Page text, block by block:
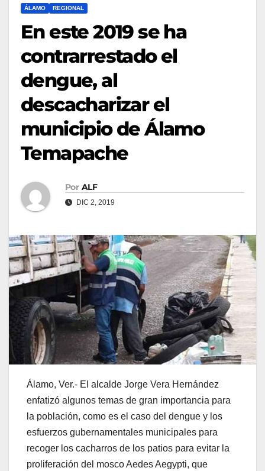
ÁLAMO REGIONAL
En este 2019 se ha
contrarrestado el
dengue, al
descacharizar el
municipio de Álamo
Temapache
Por ALF
DIC 2, 2019
Álamo, Ver.- El alcalde Jorge Vera Hernández
enfatizó algunos temas de gran importancia para
la población, como es el caso del dengue y los
esfuerzos gubernamentales municipales para
recoger los cacharros de los patios para evitar la
proliferación del mosco Aedes Aegypti, que